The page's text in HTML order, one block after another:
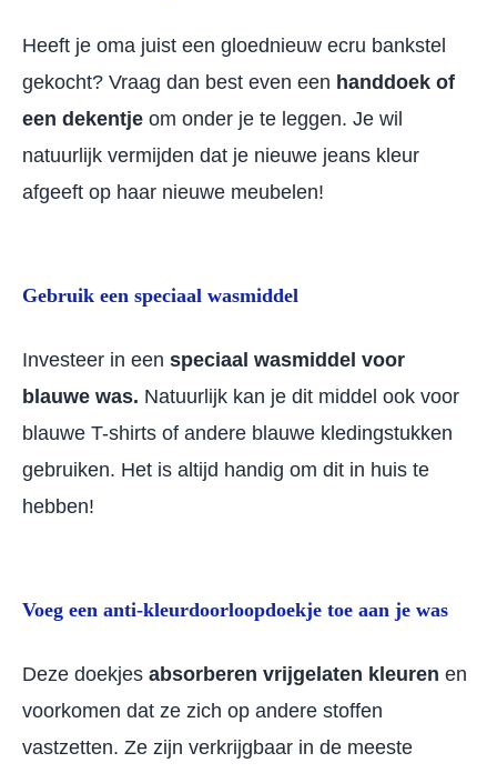
Heeft je oma juist een gloednieuw ecru bankstel
gekocht? Vraag dan best even een handdoek of
een dekentje om onder je te leggen. Je wil
natuurlijk vermijden dat je nieuwe jeans kleur
afgeeft op haar nieuwe meubelen!
Gebruik een speciaal wasmiddel
Investeer in een speciaal wasmiddel voor
blauwe was. Natuurlijk kan je dit middel ook voor
blauwe T-shirts of andere blauwe kledingstukken
gebruiken. Het is altijd handig om dit in huis te
hebben!
Voeg een anti-kleurdoorloopdoekje toe aan je was
Deze doekjes absorberen vrijgelaten kleuren en
voorkomen dat ze zich op andere stoffen
vastzetten. Ze zijn verkrijgbaar in de meeste